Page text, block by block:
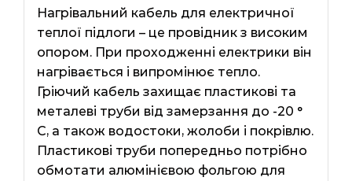
Нагрівальний кабель для електричної
теплої підлоги – це провідник з високим
опором. При проходженні електрики він
нагрівається і випромінює тепло.
Гріючий кабель захищає пластикові та
металеві труби від замерзання до -20 °
С, а також водостоки, жолоби і покрівлю.
Пластикові труби попередньо потрібно
обмотати алюмінієвою фольгою для